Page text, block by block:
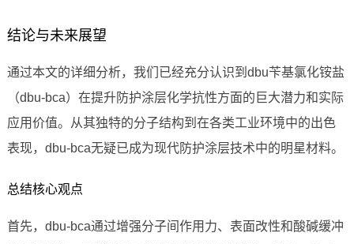
结论与未来展望
通过本文的详细分析，我们已经充分认识到dbu苄基氯化铵盐
（dbu-bca）在提升防护涂层化学抗性方面的巨大潜力和实际
应用价值。从其独特的分子结构到在各类工业环境中的出色
表现，dbu-bca无疑已成为现代防护涂层技术中的明星材料。
总结核心观点
首先，dbu-bca通过增强分子间作用力、表面改性和酸碱缓冲